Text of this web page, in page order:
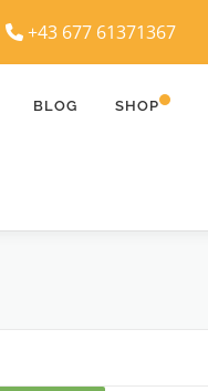
+43 677 61371367
BLOG SHOP